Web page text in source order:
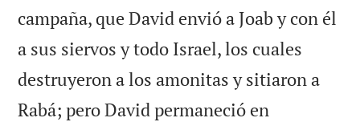
campaña, que David envió a Joab y con él
a sus siervos y todo Israel, los cuales
destruyeron a los amonitas y sitiaron a
Rabá; pero David permaneció en